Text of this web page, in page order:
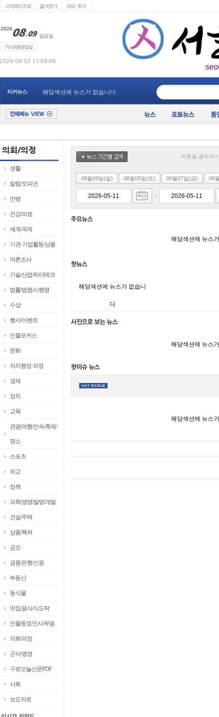
티커뉴스 해당섹션에 뉴스가 없습니다
생활
칼럼/오피년
만평
건강/의료
세계/국제
기관·기업활동/상품
여론조사
기술/산업/하이테크
법률/법령/시행령
수상
행사/이벤트
인물포커스
문화
자치행정·의정
경제
정치
교육
관광/여행/민속/축제/
명소
스포츠
외교
정책
과학/생명/발명/개발
건설/주택
상품/특허
공모
금융/은행/신용
부동산
동식물
맛집/음식/식도락
인물동정/인사/부음
의회/의정
군사/병영
구로오늘신문PDF
사회
보도자료
버튼을 클릭하
08월09일(일) 08월08일(토) 08월07일(금) 08
~
해당섹션에 뉴스
해당섹션에 뉴스가 없습니
다
해당섹션에 뉴스
해당섹션에 뉴스